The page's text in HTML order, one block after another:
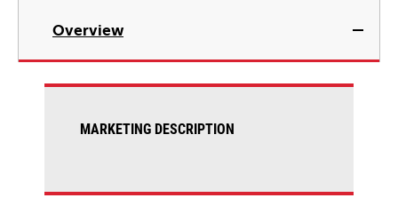
Overview
MARKETING DESCRIPTION